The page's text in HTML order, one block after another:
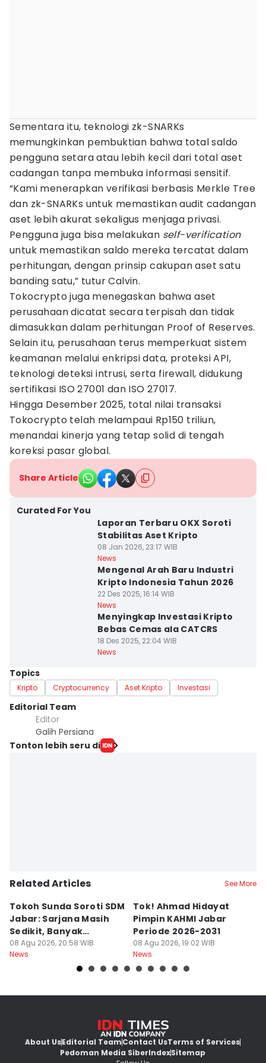
Sementara itu, teknologi zk-SNARKs
memungkinkan pembuktian bahwa total saldo
pengguna setara atau lebih kecil dari total aset
cadangan tanpa membuka informasi sensitif.
“Kami menerapkan verifikasi berbasis Merkle Tree
dan zk-SNARKs untuk memastikan audit cadangan
aset lebih akurat sekaligus menjaga privasi.
Pengguna juga bisa melakukan self-verification
untuk memastikan saldo mereka tercatat dalam
perhitungan, dengan prinsip cakupan aset satu
banding satu,” tutur Calvin.
Tokocrypto juga menegaskan bahwa aset
perusahaan dicatat secara terpisah dan tidak
dimasukkan dalam perhitungan Proof of Reserves.
Selain itu, perusahaan terus memperkuat sistem
keamanan melalui enkripsi data, proteksi API,
teknologi deteksi intrusi, serta firewall, didukung
sertifikasi ISO 27001 dan ISO 27017.
Hingga Desember 2025, total nilai transaksi
Tokocrypto telah melampaui Rp150 triliun,
menandai kinerja yang tetap solid di tengah
koreksi pasar global.
Share Article
Curated For You
Laporan Terbaru OKX Soroti
Stabilitas Aset Kripto
08 Jan 2026, 23:17 WIB
News
Mengenal Arah Baru Industri
Kripto Indonesia Tahun 2026
22 Des 2025, 16:14 WIB
News
Menyingkap Investasi Kripto
Bebas Cemas ala CATCRS
18 Des 2025, 22:04 WIB
News
Topics
Kripto Cryptocurrency Aset Kripto Investasi
Editorial Team
Editor
Galih Persiana
Tonton lebih seru di
Related Articles See More
Tokoh Sunda Soroti SDM
Jabar: Sarjana Masih
Sedikit, Banyak
Menganggur
08 Agu 2026, 20:58 WIB
News
Tok! Ahmad Hidayat
Pimpin KAHMI Jabar
Periode 2026-2031
08 Agu 2026, 19:02 WIB
News
About UsEditorial TeamContact UsTerms of Services
Pedoman Media SiberIndexSitemap